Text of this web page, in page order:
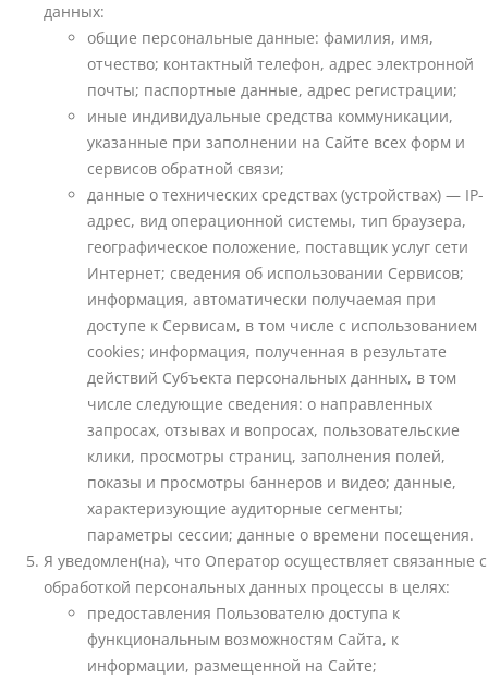
данных:
общие персональные данные: фамилия, имя,
отчество; контактный телефон, адрес электронной
почты; паспортные данные, адрес регистрации;
иные индивидуальные средства коммуникации,
указанные при заполнении на Сайте всех форм и
сервисов обратной связи;
данные о технических средствах (устройствах) — IP-
адрес, вид операционной системы, тип браузера,
географическое положение, поставщик услуг сети
Интернет; сведения об использовании Сервисов;
информация, автоматически получаемая при
доступе к Сервисам, в том числе с использованием
cookies; информация, полученная в результате
действий Субъекта персональных данных, в том
числе следующие сведения: о направленных
запросах, отзывах и вопросах, пользовательские
клики, просмотры страниц, заполнения полей,
показы и просмотры баннеров и видео; данные,
характеризующие аудиторные сегменты;
параметры сессии; данные о времени посещения.
Я уведомлен(на), что Оператор осуществляет связанные с
обработкой персональных данных процессы в целях:
предоставления Пользователю доступа к
функциональным возможностям Сайта, к
информации, размещенной на Сайте;